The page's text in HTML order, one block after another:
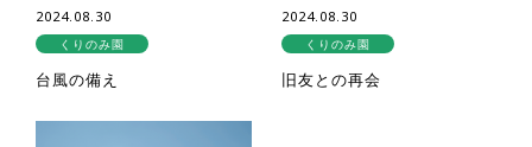
2024.08.30
くりのみ園
台風の備え
2024.08.30
くりのみ園
旧友との再会